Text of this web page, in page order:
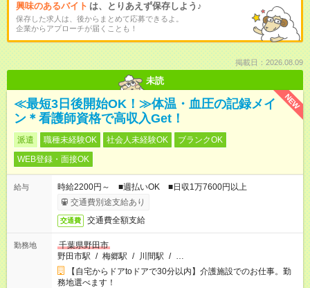
興味のあるバイト は、とりあえず保存しよう♪
保存した求人は、後からまとめて応募できるよ。
企業からアプローチが届くことも！
掲載日：2026.08.09
未読
NEW
≪最短3日後開始OK！≫体温・血圧の記録メイ
ン＊看護師資格で高収入Get！
派遣 職種未経験OK 社会人未経験OK
ブランクOK
WEB登録・面接OK
給与
時給2200円～ ■週払いOK ■日収1万7600円以上
交通費別途支給あり
交通費 交通費全額支給
勤務地
千葉県野田市
野田市駅 / 梅郷駅 / 川間駅 / …
【自宅からドアtoドアで30分以内】介護施設でのお仕事。勤
務地選べます！